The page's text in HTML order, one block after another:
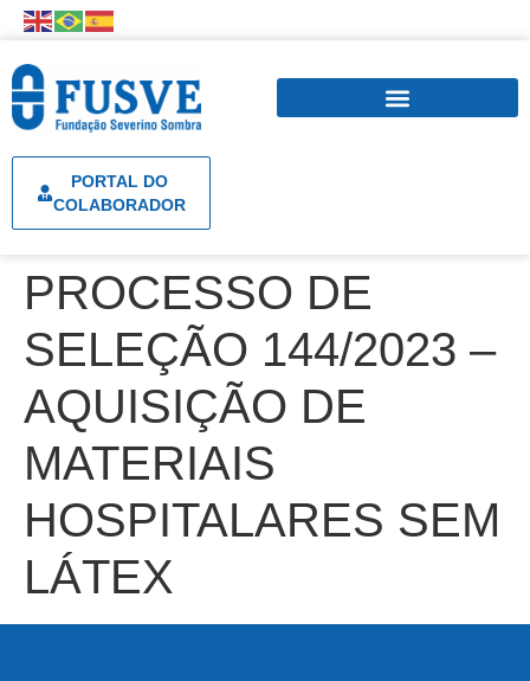
PORTAL DO
COLABORADOR
PROCESSO DE
SELEÇÃO 144/2023 –
AQUISIÇÃO DE
MATERIAIS
HOSPITALARES SEM
LÁTEX